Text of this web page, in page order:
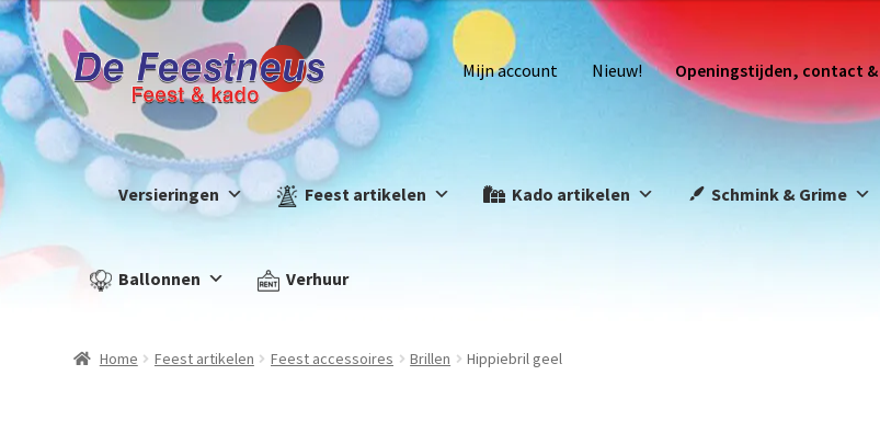
Mijn account Nieuw! Openingstijden, contact &
Versieringen Feest artikelen Kado artikelen Schmink & Grime
Ballonnen Verhuur
Home Feest artikelen Feest accessoires Brillen Hippiebril geel